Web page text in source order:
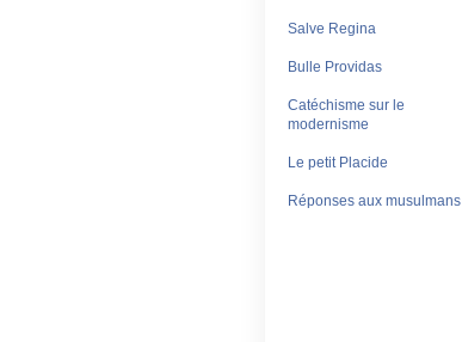
Salve Regina
Bulle Providas
Catéchisme sur le
modernisme
Le petit Placide
Réponses aux musulmans